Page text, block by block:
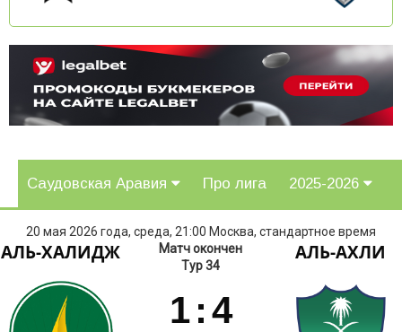
Саудовская Аравия Про лига 2025-2026
20 мая 2026 года, среда, 21:00 Москва, стандартное время
АЛЬ-ХАЛИДЖ
Матч окончен
Тур 34
1:4
АЛЬ-АХЛИ